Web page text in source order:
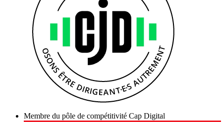
Membre du pôle de compétitivité Cap Digital